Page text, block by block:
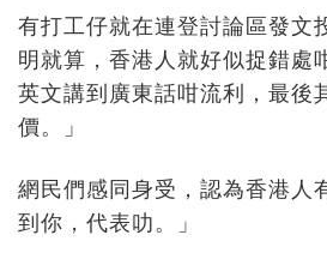
有打工仔就在連登討論區發文
明就算，香港人就好似捉錯處
英文講到廣東話咁流利，最後
價。」
網民們感同身受，認為香港人
到你，代表叻。」